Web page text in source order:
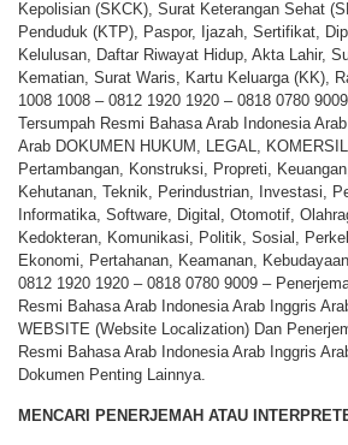
Kepolisian (SKCK), Surat Keterangan Sehat
Penduduk (KTP), Paspor, Ijazah, Sertifikat,
Kelulusan, Daftar Riwayat Hidup, Akta Lahir,
Kematian, Surat Waris, Kartu Keluarga (KK),
1008 1008 – 0812 1920 1920 – 0818 0780
Tersumpah Resmi Bahasa Arab Indonesia
Arab DOKUMEN HUKUM, LEGAL,
Pertambangan, Konstruksi, Propreti,
Kehutanan, Teknik, Perindustrian, Investasi,
Informatika, Software, Digital, Otomotif,
Kedokteran, Komunikasi, Politik, Sosial,
Ekonomi, Pertahanan, Keamanan,
0812 1920 1920 – 0818 0780 9009 –
Resmi Bahasa Arab Indonesia Arab Inggris
WEBSITE (Website Localization) Dan
Resmi Bahasa Arab Indonesia Arab Inggris
Dokumen Penting Lainnya.
MENCARI PENERJEMAH ATAU